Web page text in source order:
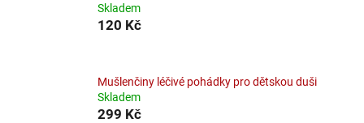
Skladem
120 Kč
Mušlenčiny léčivé pohádky pro dětskou duši
Skladem
299 Kč